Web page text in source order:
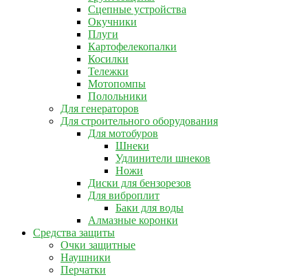
Сцепные устройства
Окучники
Плуги
Картофелекопалки
Косилки
Тележки
Мотопомпы
Полольники
Для генераторов
Для строительного оборудования
Для мотобуров
Шнеки
Удлинители шнеков
Ножи
Диски для бензорезов
Для виброплит
Баки для воды
Алмазные коронки
Средства защиты
Очки защитные
Наушники
Перчатки